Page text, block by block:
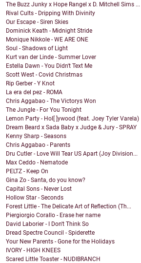
The Buzz Junky x Hope Rangel x D. Mitchell Sims ...
Rival Cults - Dripping With Divinity
Our Escape - Siren Skies
Dominick Keath - Midnight Stride
Monique Nikkole - WE ARE ONE
Soul - Shadows of Light
Kurt van der Linde - Summer Lover
Estella Dawn - You Didn't Text Me
Scott West - Covid Christmas
Rip Gerber - Y Knot
La era del pez - ROMA
Chris Aggabao - The Victorys Won
The Jungle - For You Tonight
Lemon Party - Hol[ ]ywood (feat. Joey Tyler Varela)
Dream Beard x Sada Baby x Judge & Jury - SPRAY
Kenny Sharp - Seasons
Chris Aggabao - Parents
Dru Cutler - Love Will Tear US Apart (Joy Division...
Max Ceddo - Nematode
PELTZ - Keep On
Gina Zo - Santa, do you know?
Capital Sons - Never Lost
Hollow Star - Seconds
Forest Little - The Delicate Art of Reflection (Th...
Piergiorgio Corallo - Erase her name
David Laborier - I Don't Think So
Dread Spectre Council - Spiderette
Your New Parents - Gone for the Holidays
IVORY - HIGH KNEES
Scared Little Toaster - NUDIBRANCH